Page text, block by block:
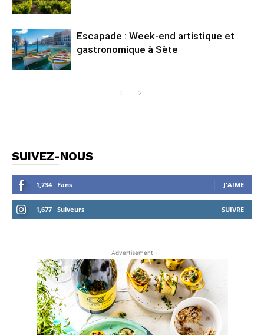
Escapade : Week-end artistique et
gastronomique à Sète
SUIVEZ-NOUS
1,734 Fans J'AIME
1,677 Suiveurs SUIVRE
- Advertisement -